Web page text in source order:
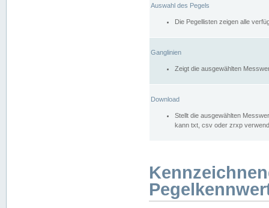
Auswahl des Pegels
Die Pegellisten zeigen alle
Ganglinien
Zeigt die ausgewählten
Download
Stellt die ausgewählten
kann txt, csv oder zrxp